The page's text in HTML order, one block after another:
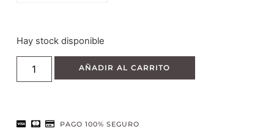
Hay stock disponible
AÑADIR AL CARRITO
PAGO 100% SEGURO